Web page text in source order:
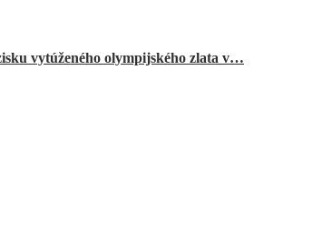
vytúženého olympijského zlata v…